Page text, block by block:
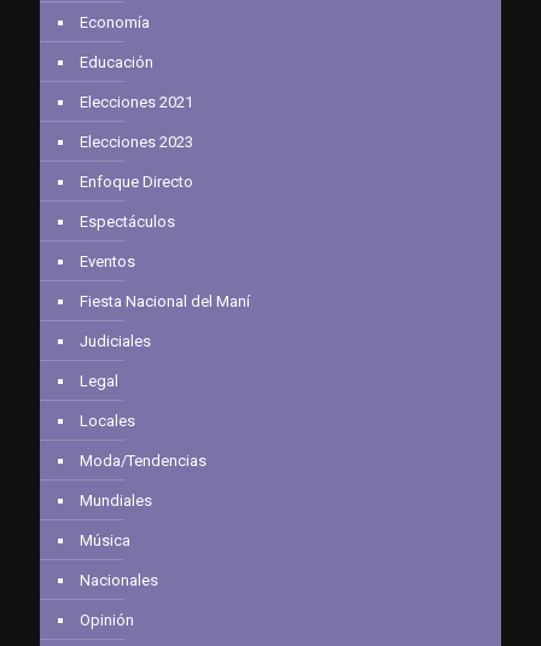
Economía
Educación
Elecciones 2021
Elecciones 2023
Enfoque Directo
Espectáculos
Eventos
Fiesta Nacional del Maní
Judiciales
Legal
Locales
Moda/Tendencias
Mundiales
Música
Nacionales
Opinión